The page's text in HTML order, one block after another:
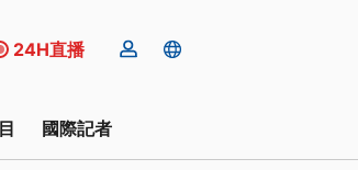
24H直播
國際記者